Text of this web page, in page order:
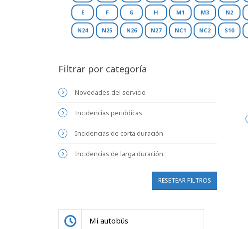
E F G H M1 M3 N2
N24 N25 N26 N27 NC1 NC2 S10
Filtrar por categoría
Novedades del servicio
Incidencias periódicas
Incidencias de corta duración
Incidencias de larga duración
RESETEAR FILTROS
Mi autobús